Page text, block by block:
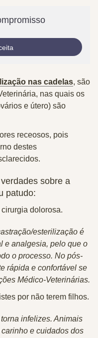
nas cadelas, são
nas quais os
e útero) são
receosos, pois
destes
sobre a
patudo:
dolorosa.
esterilização é
e analgesia, pelo que o
o processo. No pós-
rápida e confortável se
Médico-Veterinárias.
por não terem filhos.
infelizes. Animais
e cuidados dos